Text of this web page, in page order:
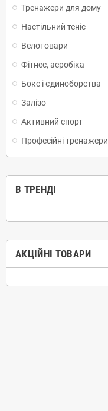
Тренажери для дому
Настільний теніс
Велотовари
Фітнес, аеробіка
Бокс і єдиноборства
Залізо
Активний спорт
Професійні тренажери
В ТРЕНДІ
АКЦІЙНІ ТОВАРИ